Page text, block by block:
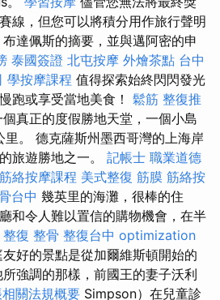
線，但您可以將積分用作旅行聲明
達佩斯的摘要，並與邁阿密的申
泰國簽證 北屯按摩 外燴茶點 台中
學按摩課程 值得探索始終閃閃發光
跑或享受當地美食！ 鬆筋 整復推
真正的度假勝地天堂，一個小島
。 德克薩斯州墨西哥灣的上海岸
旅遊勝地之一。 記帳士 職業道德
筋絡按摩課程 美式整復 筋膜 筋絡按
台中 幾英里的海灘，很棒的住
和令人難以置信的購物機會，在半
整復 整骨 整復台中 optimization
好的景點是從加爾維斯頓開始的
強調的那樣，前國王的妻子沃利
關法規概要 Simpson）在兒童診